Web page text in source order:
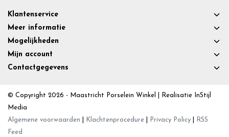
Klantenservice
Meer informatie
Mogelijkheden
Mijn account
Contactgegevens
© Copyright 2026 - Maastricht Porselein Winkel | Realisatie InStijl
Media
Algemene voorwaarden
Klachtenprocedure Privacy Policy
RSS
Feed